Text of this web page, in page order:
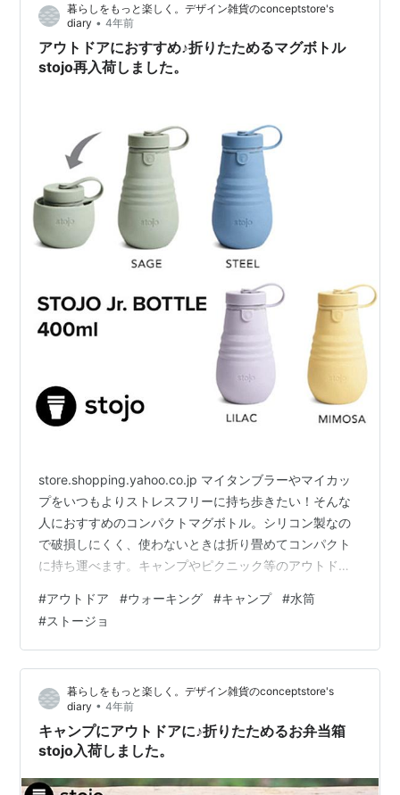
歩や、ベッドサイドのお薬用のお水入れにもぴ…
暮らしをもっと楽しく。デザイン雑貨のconceptstore's
diary • 4年前
アウトドアにおすすめ♪折りたためるマグボトル
stojo再入荷しました。
store.shopping.yahoo.co.jp マイタンブラーやマイカッ
プをいつもよりストレスフリーに持ち歩きたい！そんな
人におすすめのコンパクトマグボトル。シリコン製なの
で破損しにくく、使わないときは折り畳めてコンパクト
に持ち運べます。キャンプやピクニック等のアウトドア
store.shopping.yahoo.co.jp ムーミンの世界が楽しめる
小さなマグボトルが新入荷しました。 ポケットにすっぽ
り入る約140mlのコンパクトサイズのマグボトルはカバ
ンに入れても邪魔にならない大きさ。ちょっとしたお散
歩や、ベッドサイドのお薬用のお水入れにもぴ…
#アウトドア #ウォーキング #キャンプ #水筒
#ストージョ
暮らしをもっと楽しく。デザイン雑貨のconceptstore's
diary • 4年前
キャンプにアウトドアに♪折りたためるお弁当箱
stojo入荷しました。